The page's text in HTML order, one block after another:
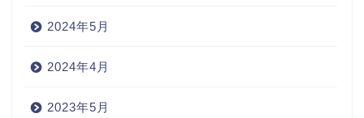
2024年5月
2024年4月
2023年5月